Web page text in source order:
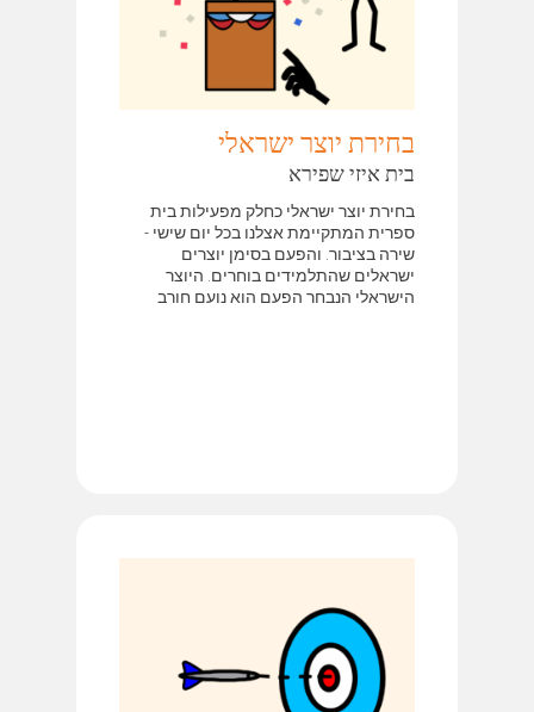
בחירת יוצר ישראלי
בית איזי שפירא
בחירת יוצר ישראלי כחלק מפעילות בית
ספרית המתקיימת אצלנו בכל יום שישי -
שירה בציבור. והפעם בסימן יוצרים
ישראלים שהתלמידים בוחרים. היוצר
הישראלי הנבחר הפעם הוא נועם חורב